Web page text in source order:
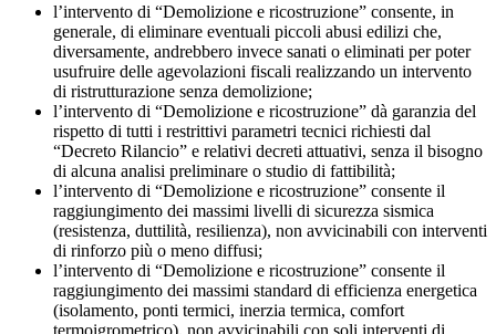
l’intervento di “Demolizione e ricostruzione” consente, in
generale, di eliminare eventuali piccoli abusi edilizi che,
diversamente, andrebbero invece sanati o eliminati per poter
usufruire delle agevolazioni fiscali realizzando un intervento
di ristrutturazione senza demolizione;
l’intervento di “Demolizione e ricostruzione” dà garanzia del
rispetto di tutti i restrittivi parametri tecnici richiesti dal
“Decreto Rilancio” e relativi decreti attuativi, senza il bisogno
di alcuna analisi preliminare o studio di fattibilità;
l’intervento di “Demolizione e ricostruzione” consente il
raggiungimento dei massimi livelli di sicurezza sismica
(resistenza, duttilità, resilienza), non avvicinabili con interventi
di rinforzo più o meno diffusi;
l’intervento di “Demolizione e ricostruzione” consente il
raggiungimento dei massimi standard di efficienza energetica
(isolamento, ponti termici, inerzia termica, comfort
termoigrometrico), non avvicinabili con soli interventi di